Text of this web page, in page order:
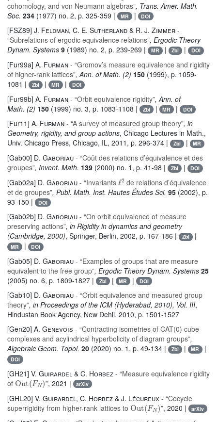
cohomology, and von Neumann algebras”, Trans. Amer. Math.
Soc. 234 (1977) no. 2, p. 325-359 | MR | DOI
[FSZ89] J. Feldman, C. E. Sutherland & R. J. Zimmer -
“Subrelations of ergodic equivalence relations”, Ergodic Theory
Dynam. Systems 9 (1989) no. 2, p. 239-269 | MR | Zbl | DOI
[Fur99a] A. Furman - “Gromov’s measure equivalence and rigidity
of higher-rank lattices”, Ann. of Math. (2) 150 (1999), p. 1059-
1081 |
Zbl | MR | DOI
[Fur99b] A. Furman - “Orbit equivalence rigidity”, Ann. of
Math. (2) 150 (1999) no. 3, p. 1083-1108 | Zbl | MR | DOI
[Fur11] A. Furman - “A survey of measured group theory”, in
Geometry, rigidity, and group actions, Chicago Lectures in Math.,
Univ. Chicago Press, Chicago, IL, 2011, p. 296-374 |
Zbl | MR
[Gab00] D. Gaboriau - “Coût des relations d’équivalence et des
groupes”, Invent. Math. 139 (2000) no. 1, p. 41-98 | Zbl | DOI
[Gab02a] D. Gaboriau - “Invariants 2de relations d’équivalence
et de groupes”, Publ. Math. Inst. Hautes Études Sci. 95 (2002), p.
93-150 |
DOI
[Gab02b] D. Gaboriau - “On orbit equivalence of measure
preserving actions”, in Rigidity in dynamics and geometry
(Cambridge, 2000), Springer, Berlin, 2002, p. 167-186 | Zbl |
MR | DOI
[Gab05] D. Gaboriau - “Examples of groups that are measure
equivalent to the free group”, Ergodic Theory Dynam. Systems 25
(2005) no. 6, p. 1809-1827 |
Zbl | MR | DOI
[Gab10] D. Gaboriau - “Orbit equivalence and measured group
theory”, in Proceedings of the ICM (Hyderabad, 2010), Vol. III,
Hindustan Book Agency, New Dehli, 2010, p. 1501-1527
[Gen20] A. Genevois - “Contracting isometries of CAT(0) cube
complexes and acylindrical hyperbolicity of diagram groups”,
Algebraic Geom. Topol. 20 (2020) no. 1, p. 49-134 | Zbl | MR |
DOI
[GH21] V. Guirardel & C. Horbez - “Measure equivalence rigidity
of Out( FN) ”, 2021 | arXiv
[GHL20] V. Guirardel, C. Horbez & J. Lécureux - “Cocycle
superrigidity from higher-rank lattices to Out(FN)”, 2020 | arXiv